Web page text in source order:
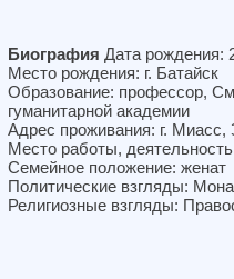
Биография Дата рождения:
Место рождения: г. Батайск
Образование: профессор,
гуманитарной академии
Адрес проживания: г. Миасс,
Место работы,
Семейное положение: женат
Политические взгляды:
Религиозные взгляды: